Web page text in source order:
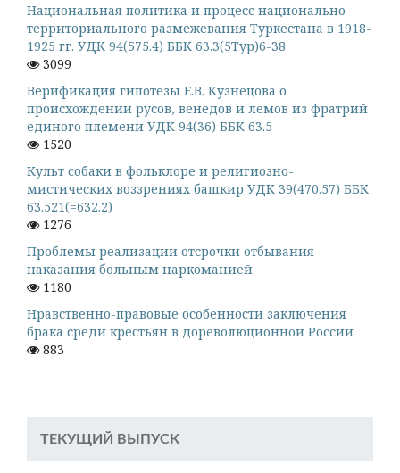
Национальная политика и процесс национально-
территориального размежевания Туркестана в 1918-
1925 гг. УДК 94(575.4) ББК 63.3(5Тур)6-38
3099
Верификация гипотезы Е.В. Кузнецова о
происхождении русов, венедов и лемов из фратрий
единого племени УДК 94(36) ББК 63.5
1520
Культ собаки в фольклоре и религиозно-
мистических воззрениях башкир УДК 39(470.57) ББК
63.521(=632.2)
1276
Проблемы реализации отсрочки отбывания
наказания больным наркоманией
1180
Нравственно-правовые особенности заключения
брака среди крестьян в дореволюционной России
883
ТЕКУЩИЙ ВЫПУСК